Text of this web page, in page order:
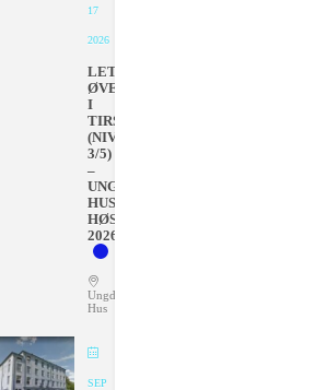
17
2026
LETT
ØVET
I
TIRSDAGER
(NIVÅ
3/5)
–
UNGDOMMENS
HUS
HØSTEN
2026
Ungdommens
Hus
SEP